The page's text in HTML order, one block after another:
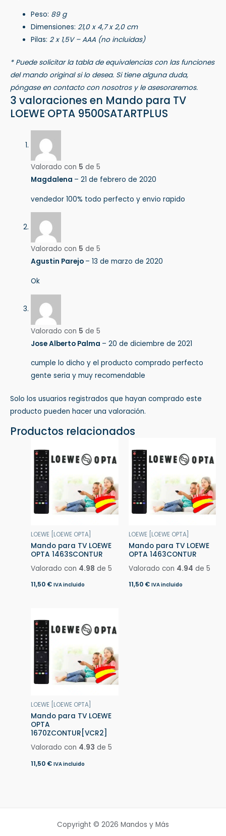
Peso: 89 g
Dimensiones:21,0 x 4,7 x 2,0 cm
Pilas:2 x 1,5V – AAA (no incluidas)
* Puede solicitar la tabla de equivalencias con las funciones
del mando original si lo desea. Si tiene alguna duda,
póngase en contacto con nosotros y le asesoraremos.
3 valoraciones en Mando para TV
LOEWE OPTA 9500SATARTPLUS
Valorado con 5 de 5
Magdalena – 21 de febrero de 2020
vendedor 100% todo perfecto y envio rapido
Valorado con 5 de 5
Agustin Parejo – 13 de marzo de 2020
Ok
Valorado con 5 de 5
Jose Alberto Palma – 20 de diciembre de 2021
cumple lo dicho y el producto comprado perfecto
gente seria y muy recomendable
Solo los usuarios registrados que hayan comprado este
producto pueden hacer una valoración.
Productos relacionados
LOEWE [LOEWE OPTA]
Mando para TV LOEWE
OPTA 1463SCONTUR
Valorado con 4.98 de 5
11,50 € IVA incluido
LOEWE [LOEWE OPTA]
Mando para TV LOEWE
OPTA 1463CONTUR
Valorado con 4.94 de 5
11,50 € IVA incluido
LOEWE [LOEWE OPTA]
Mando para TV LOEWE
OPTA
1670ZCONTUR[VCR2]
Valorado con 4.93 de 5
11,50 € IVA incluido
Copyright © 2026 Mandos y Más